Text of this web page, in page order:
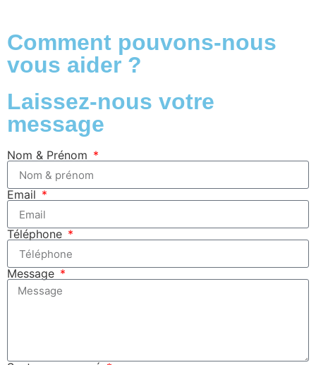
Comment pouvons-nous
vous aider ?
Laissez-nous votre
message
Nom & Prénom
Email
Téléphone
Message